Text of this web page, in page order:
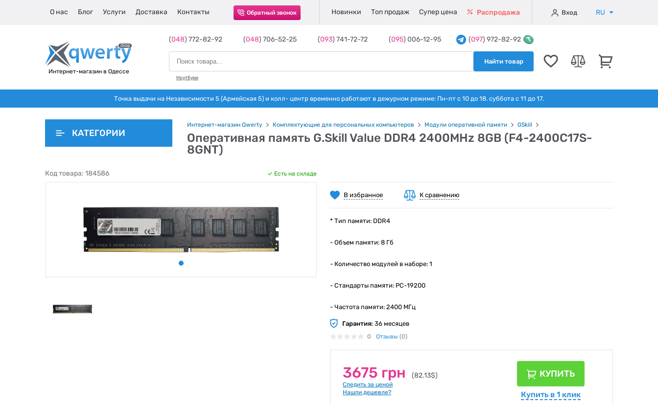
О нас Блог Услуги Доставка Контакты Обратный звонок Новинки Топ продаж Супер цена Распродажа Вход RU
Интернет-магазин в Одессе
(048) 772-82-92 (048) 706-52-25 (093) 741-72-72 (095) 006-12-95 (097) 972-82-92
Найти товар
Ноутбуки
Точка выдачи на Независимости 5 (Армейская 5) и колл- центр временно работают в дежурном режиме: Пн-пт с 10 до 18. суббота с 11 до 17.
КАТЕГОРИИ
Интернет-магазин Qwerty Комплектующие для персональных компьютеров Модули оперативной памяти GSkill
Оперативная память G.Skill Value DDR4 2400MHz 8GB (F4-2400C17S-
8GNT)
Код товара: 184586 Есть на складе
В избранное К сравнению
* Тип памяти: DDR4
- Объем памяти: 8 Гб
- Количество модулей в наборе: 1
- Стандарты памяти: PC-19200
- Частота памяти: 2400 МГц
Гарантия: 36 месяцев
0 Отзывы (0)
3675 грн (82.13$)
Следить за ценой
Нашли дешевле?
КУПИТЬ
Купить в 1 клик